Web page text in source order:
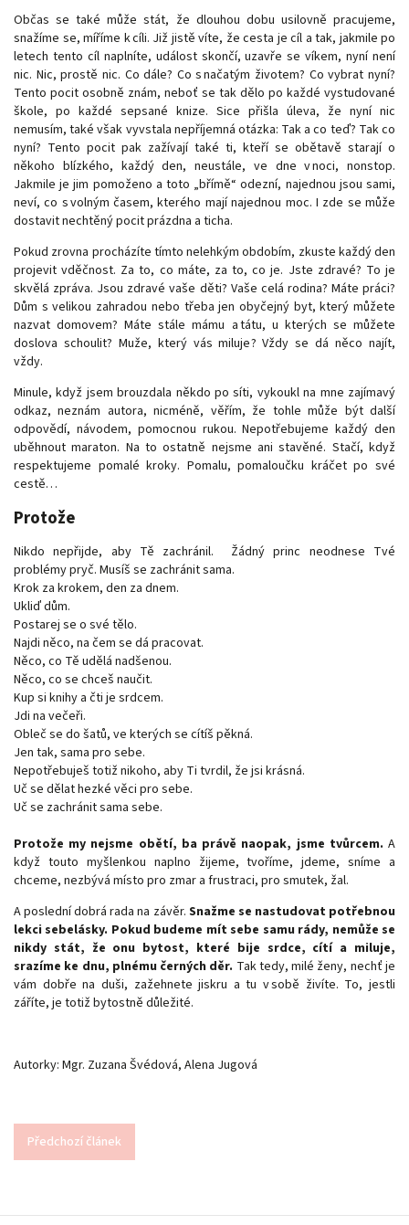
Občas se také může stát, že dlouhou dobu usilovně pracujeme,
snažíme se, míříme k cíli. Již jistě víte, že cesta je cíl a tak, jakmile po
letech tento cíl naplníte, událost skončí, uzavře se víkem, nyní není
nic. Nic, prostě nic. Co dále? Co s načatým životem? Co vybrat nyní?
Tento pocit osobně znám, neboť se tak dělo po každé vystudované
škole, po každé sepsané knize. Sice přišla úleva, že nyní nic
nemusím, také však vyvstala nepříjemná otázka: Tak a co teď? Tak co
nyní? Tento pocit pak zažívají také ti, kteří se obětavě starají o
někoho blízkého, každý den, neustále, ve dne v noci, nonstop.
Jakmile je jim pomoženo a toto „břímě“ odezní, najednou jsou sami,
neví, co s volným časem, kterého mají najednou moc. I zde se může
dostavit nechtěný pocit prázdna a ticha.
Pokud zrovna procházíte tímto nelehkým obdobím, zkuste každý den
projevit vděčnost. Za to, co máte, za to, co je. Jste zdravé? To je
skvělá zpráva. Jsou zdravé vaše děti? Vaše celá rodina? Máte práci?
Dům s velikou zahradou nebo třeba jen obyčejný byt, který můžete
nazvat domovem? Máte stále mámu a tátu, u kterých se můžete
doslova schoulit? Muže, který vás miluje? Vždy se dá něco najít,
vždy.
Minule, když jsem brouzdala někdo po síti, vykoukl na mne zajímavý
odkaz, neznám autora, nicméně, věřím, že tohle může být další
odpovědí, návodem, pomocnou rukou. Nepotřebujeme každý den
uběhnout maraton. Na to ostatně nejsme ani stavěné. Stačí, když
respektujeme pomalé kroky. Pomalu, pomaloučku kráčet po své
cestě…
Protože
Nikdo nepřijde, aby Tě zachránil. Žádný princ neodnese Tvé
problémy pryč. Musíš se zachránit sama.
Krok za krokem, den za dnem.
Ukliď dům.
Postarej se o své tělo.
Najdi něco, na čem se dá pracovat.
Něco, co Tě udělá nadšenou.
Něco, co se chceš naučit.
Kup si knihy a čti je srdcem.
Jdi na večeři.
Obleč se do šatů, ve kterých se cítíš pěkná.
Jen tak, sama pro sebe.
Nepotřebuješ totiž nikoho, aby Ti tvrdil, že jsi krásná.
Uč se dělat hezké věci pro sebe.
Uč se zachránit sama sebe.
Protože my nejsme obětí, ba právě naopak, jsme tvůrcem. A
když touto myšlenkou naplno žijeme, tvoříme, jdeme, sníme a
chceme, nezbývá místo pro zmar a frustraci, pro smutek, žal.
A poslední dobrá rada na závěr. Snažme se nastudovat potřebnou
lekci sebelásky. Pokud budeme mít sebe samu rády, nemůže se
nikdy stát, že onu bytost, které bije srdce, cítí a miluje,
srazíme ke dnu, plnému černých děr. Tak tedy, milé ženy, nechť je
vám dobře na duši, zažehnete jiskru a tu v sobě živíte. To, jestli
záříte, je totiž bytostně důležité.
Autorky: Mgr. Zuzana Švédová, Alena Jugová
Předchozí článek